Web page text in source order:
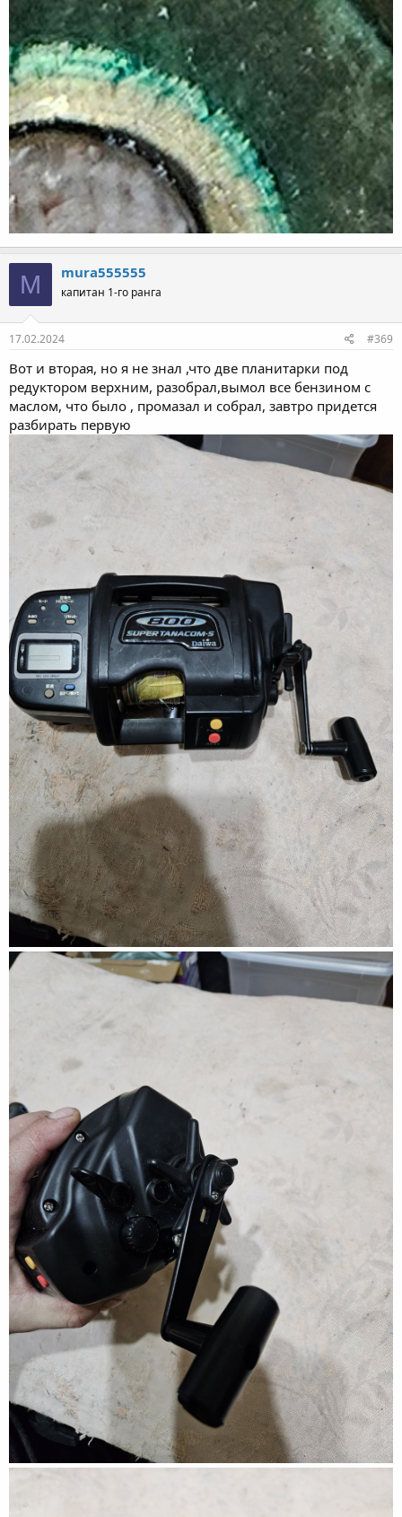
M mura555555
капитан 1-го ранга
17.02.2024 #369
Вот и вторая, но я не знал ,что две планитарки под
редуктором верхним, разобрал,вымол все бензином с
маслом, что было , промазал и собрал, завтро придется
разбирать первую